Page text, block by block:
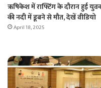
ऋषिकेश में राफ्टिंग के दौरान हुई
की नदी में डूबने से मौत, देखें वीडियो
April 18, 2025